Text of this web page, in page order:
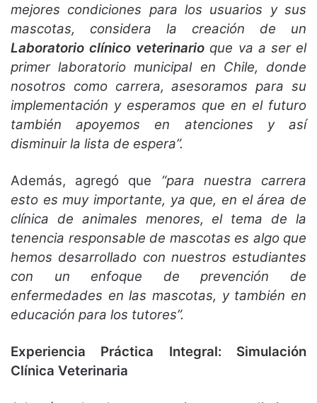
mejores condiciones para los usuarios y sus
mascotas, considera la creación de un
Laboratorio clínico veterinario que va a ser el
primer laboratorio municipal en Chile, donde
nosotros como carrera, asesoramos para su
implementación y esperamos que en el futuro
también apoyemos en atenciones y así
disminuir la lista de espera”.
Además, agregó que “para nuestra carrera
esto es muy importante, ya que, en el área de
clínica de animales menores, el tema de la
tenencia responsable de mascotas es algo que
hemos desarrollado con nuestros estudiantes
con un enfoque de prevención de
enfermedades en las mascotas, y también en
educación para los tutores”.
Experiencia Práctica Integral: Simulación
Clínica Veterinaria